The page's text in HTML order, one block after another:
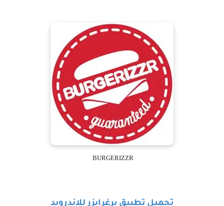
BURGERIZZR
تحميل تطبيق برغرايزر للاندرويد